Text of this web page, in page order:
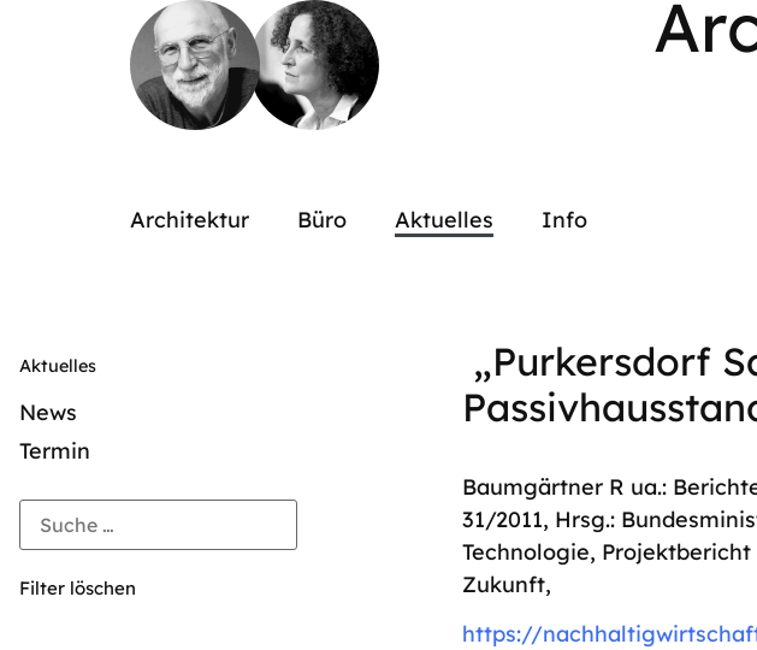
Architektur Büro Aktuelles Info
Aktuelles
News
Termin
Filter löschen
„Purkersdorf
Baumgärtner R ua.:
31/2011, Hrsg.:
Technologie,
Zukunft,
https://